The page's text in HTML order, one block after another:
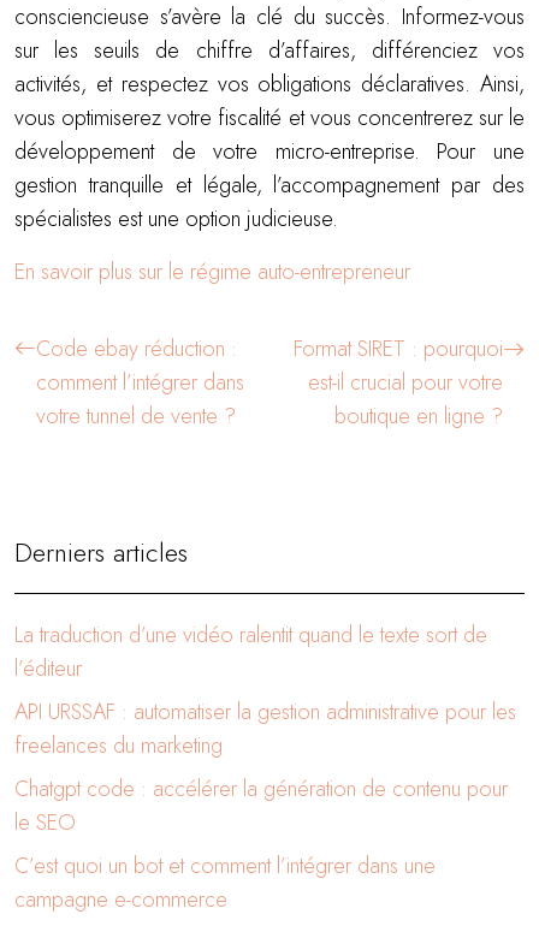
consciencieuse s’avère la clé du succès. Informez-vous
sur les seuils de chiffre d’affaires, différenciez vos
activités, et respectez vos obligations déclaratives. Ainsi,
vous optimiserez votre fiscalité et vous concentrerez sur le
développement de votre micro-entreprise. Pour une
gestion tranquille et légale, l’accompagnement par des
spécialistes est une option judicieuse.
En savoir plus sur le régime auto-entrepreneur
Code ebay réduction :
comment l’intégrer dans
votre tunnel de vente ?
Format SIRET : pourquoi
est-il crucial pour votre
boutique en ligne ?
Derniers articles
La traduction d’une vidéo ralentit quand le texte sort de
l’éditeur
API URSSAF : automatiser la gestion administrative pour les
freelances du marketing
Chatgpt code : accélérer la génération de contenu pour
le SEO
C’est quoi un bot et comment l’intégrer dans une
campagne e-commerce